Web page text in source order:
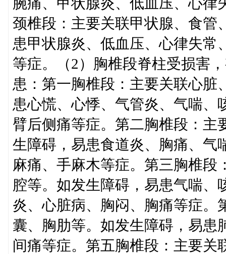
颈椎段：主要关联甲状腺、食管
患甲状腺炎、低血压、心律失常
等症。（2）胸椎段脊柱受损害
患：第一胸椎段：主要关联心脏
患心慌、心悸、气管炎、气喘、
臂后侧痛等症。第二胸椎段：主
生障碍，易患食道炎、胸痛、气
麻痛、手麻木等症。第三胸椎段
腔等。如发生障碍，易患气喘、
炎、心脏病、胸闷、胸痛等症。
囊、胸肋等。如发生障碍，易患
间痛等症。第五胸椎段：主要关